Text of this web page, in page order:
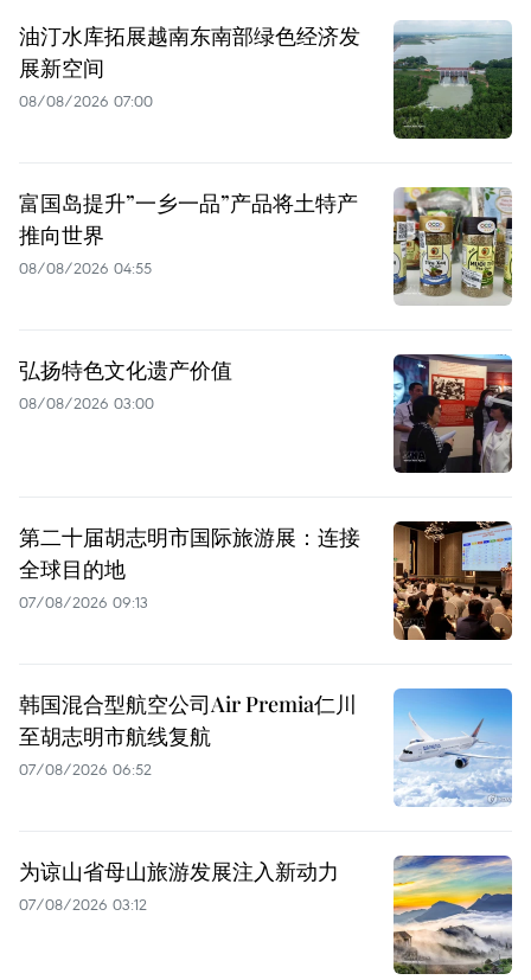
油汀水库拓展越南东南部绿色经济发
展新空间
08/08/2026 07:00
富国岛提升”一乡一品”产品将土特产
推向世界
08/08/2026 04:55
弘扬特色文化遗产价值
08/08/2026 03:00
第二十届胡志明市国际旅游展：连接
全球目的地
07/08/2026 09:13
韩国混合型航空公司Air Premia仁川
至胡志明市航线复航
07/08/2026 06:52
为谅山省母山旅游发展注入新动力
07/08/2026 03:12